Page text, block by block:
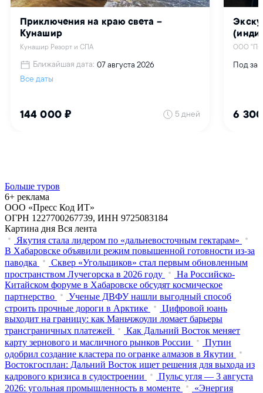
Больше туров
6+ реклама
ООО «Пресс Код ИТ»
ОГРН 1227700267739, ИНН 9725083184
Картина дня Вся лента
Якутия стала лидером по «дальневосточным гектарам»
В Хабаровске объявили режим повышенной готовности из‑за
паводка
Сквер «Угольщиков» стал первым обновленным
пространством Лучегорска в 2026 году
На Российско-
Китайском форуме в Хабаровске обсудят космическое
партнерство
Ученые ДВФУ нашли выгодный способ
строить прочные дороги в Арктике
Цифровой юань
выходит на границу: как Маньчжоули ломает барьеры
трансграничных платежей
Как Дальний Восток меняет
карту зернового и масличного рынков России
Путин
одобрил создание кластера по огранке алмазов в Якутии
Востокгосплан: Дальний Восток ищет решения для выхода из
кадрового кризиса в судостроении
Пульс угля — 3 августа
2026: угольная промышленность в моменте
«Энергия